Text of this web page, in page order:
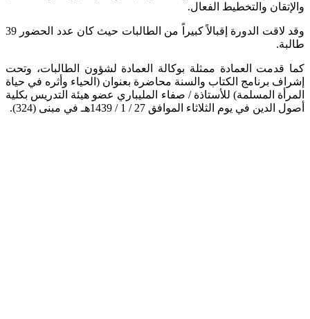
والإتقان والتخطيط الفعال.
وقد لاقت الدورة إقبالاً كبيراً من الطالبات حيث كان عدد الحضور 39
طالبة.
كما قدمت العمادة ممثلة بوكالة العمادة لشؤون الطالبات، وتحت
إشراف برنامج الكتاب والسنة محاضرة بعنوان (الحياء وأثره في حياة
المرأة المسلمة) للأستاذة / صفاء المليباري عضو هيئة التدريس بكلية
أصول الدين في يوم الثلاثاء الموافق 27 / 1 / 1439هـ في مبنى (324).